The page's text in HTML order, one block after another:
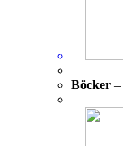
Böcker –